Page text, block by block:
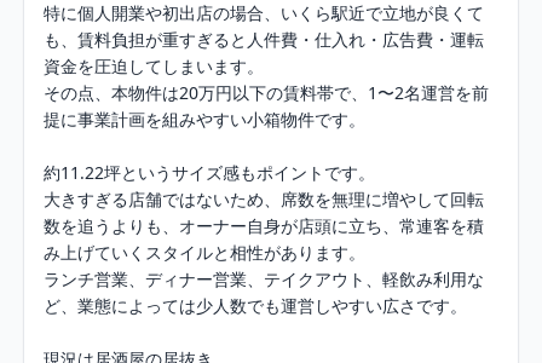
特に個人開業や初出店の場合、いくら駅近で立地が良くて
も、賃料負担が重すぎると人件費・仕入れ・広告費・運転
資金を圧迫してしまいます。
その点、本物件は20万円以下の賃料帯で、1〜2名運営を前
提に事業計画を組みやすい小箱物件です。
約11.22坪というサイズ感もポイントです。
大きすぎる店舗ではないため、席数を無理に増やして回転
数を追うよりも、オーナー自身が店頭に立ち、常連客を積
み上げていくスタイルと相性があります。
ランチ営業、ディナー営業、テイクアウト、軽飲み利用な
ど、業態によっては少人数でも運営しやすい広さです。